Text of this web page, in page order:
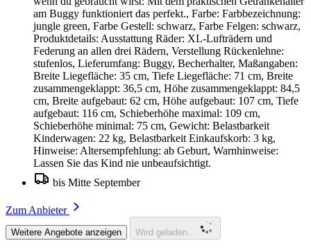
am Buggy funktioniert das perfekt., Farbe: Farbbezeichnung:
jungle green, Farbe Gestell: schwarz, Farbe Felgen: schwarz,
Produktdetails: Ausstattung Räder: XL-Lufträdern und
Federung an allen drei Rädern, Verstellung Rückenlehne:
stufenlos, Lieferumfang: Buggy, Becherhalter, Maßangaben:
Breite Liegefläche: 35 cm, Tiefe Liegefläche: 71 cm, Breite
zusammengeklappt: 36,5 cm, Höhe zusammengeklappt: 84,5
cm, Breite aufgebaut: 62 cm, Höhe aufgebaut: 107 cm, Tiefe
aufgebaut: 116 cm, Schieberhöhe maximal: 109 cm,
Schieberhöhe minimal: 75 cm, Gewicht: Belastbarkeit
Kinderwagen: 22 kg, Belastbarkeit Einkaufskorb: 3 kg,
Hinweise: Altersempfehlung: ab Geburt, Warnhinweise:
Lassen Sie das Kind nie unbeaufsichtigt.
bis Mitte September
Zum Anbieter
Weitere Angebote anzeigen Wird geladen...